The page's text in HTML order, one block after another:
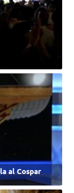
al Cospar